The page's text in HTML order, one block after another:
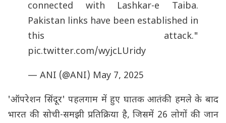
connected with Lashkar-e Taiba.
Pakistan links have been established in
this attack."
pic.twitter.com/wyjcLUridy
— ANI (@ANI) May 7, 2025
'ऑपरेशन सिंदूर' पहलगाम में हुए घातक आतंकी हमले के बाद
भारत की सोची-समझी प्रतिक्रिया है, जिसमें 26 लोगों की जान